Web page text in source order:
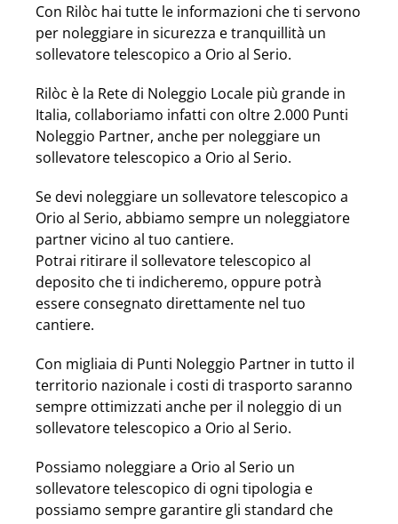
Con Rilòc hai tutte le informazioni che ti servono
per noleggiare in sicurezza e tranquillità un
sollevatore telescopico a Orio al Serio.
Rilòc è la Rete di Noleggio Locale più grande in
Italia, collaboriamo infatti con oltre 2.000 Punti
Noleggio Partner, anche per noleggiare un
sollevatore telescopico a Orio al Serio.
Se devi noleggiare un sollevatore telescopico a
Orio al Serio, abbiamo sempre un noleggiatore
partner vicino al tuo cantiere.
Potrai ritirare il sollevatore telescopico al
deposito che ti indicheremo, oppure potrà
essere consegnato direttamente nel tuo
cantiere.
Con migliaia di Punti Noleggio Partner in tutto il
territorio nazionale i costi di trasporto saranno
sempre ottimizzati anche per il noleggio di un
sollevatore telescopico a Orio al Serio.
Possiamo noleggiare a Orio al Serio un
sollevatore telescopico di ogni tipologia e
possiamo sempre garantire gli standard che